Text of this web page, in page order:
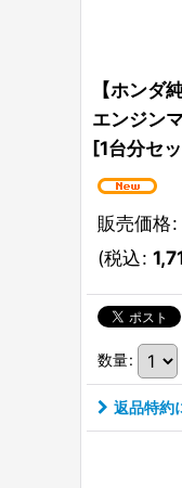
【ホンダ
エンジン
[1台分セ
販売価格:
(税込:
数量:
返品特約